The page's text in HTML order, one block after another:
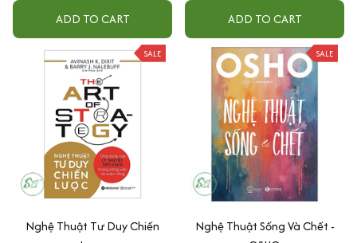
ADD TO CART ADD TO CART
SALE
Nghệ Thuật Tư Duy Chiến
SALE
Nghệ Thuật Sống Và Chết -